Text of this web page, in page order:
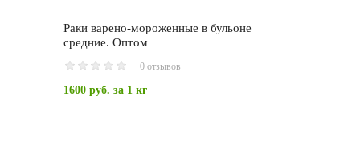
Раки варено-мороженные в бульоне
средние. Оптом
0 отзывов
1600 руб. за 1 кг